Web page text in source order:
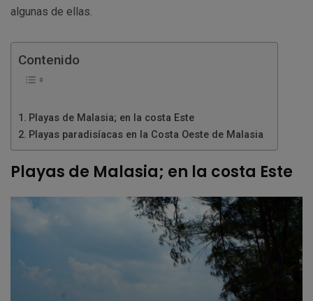
algunas de ellas.
Contenido
Playas de Malasia; en la costa Este
Playas paradisíacas en la Costa Oeste de Malasia
Playas de Malasia; en la costa Este